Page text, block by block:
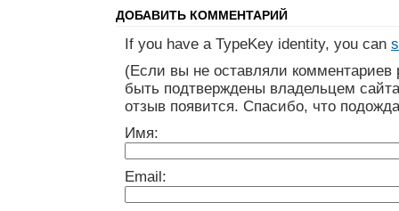
ДОБАВИТЬ КОММЕНТАРИЙ
If you have a TypeKey identity, you can
(Если вы не оставляли
быть подтверждены владельцем
отзыв появится. Спасибо, что
Имя:
Email: